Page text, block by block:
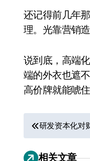
还记得前几年
理。光靠营销
说到底，高端
端的外衣也遮
高价牌就能唬
文
章
研发资本化对
相关文章